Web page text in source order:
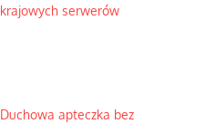
krajowych serwerów
Duchowa apteczka bez